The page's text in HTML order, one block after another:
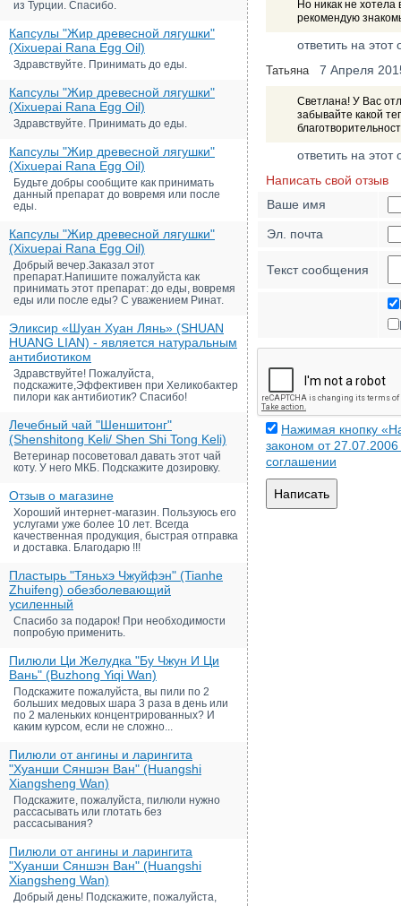
из Турции. Спасибо.
Капсулы "Жир древесной лягушки"
(Xixuepai Rana Egg Oil)
Здравствуйте. Принимать до еды.
Капсулы "Жир древесной лягушки"
(Xixuepai Rana Egg Oil)
Здравствуйте. Принимать до еды.
Капсулы "Жир древесной лягушки"
(Xixuepai Rana Egg Oil)
Будьте добры сообщите как принимать
данный препарат до вовремя или после
еды.
Капсулы "Жир древесной лягушки"
(Xixuepai Rana Egg Oil)
Добрый вечер.Заказал этот
препарат.Напишите пожалуйста как
принимать этот препарат: до еды, вовремя
еды или после еды? С уважением Ринат.
Эликсир «Шуан Хуан Лянь» (SHUAN
HUANG LIAN) - является натуральным
антибиотиком
Здравствуйте! Пожалуйста,
подскажите,Эффективен при Хеликобактер
пилори как антибиотик? Спасибо!
Лечебный чай "Шеншитонг"
(Shenshitong Keli/ Shen Shi Tong Keli)
Ветеринар посоветовал давать этот чай
коту. У него МКБ. Подскажите дозировку.
Отзыв о магазине
Хороший интернет-магазин. Пользуюсь его
услугами уже более 10 лет. Всегда
качественная продукция, быстрая отправка
и доставка. Благодарю !!!
Пластырь "Тяньхэ Чжуйфэн" (Tianhe
Zhuifeng) обезболевающий
усиленный
Спасибо за подарок! При необходимости
попробую применить.
Пилюли Ци Желудка "Бу Чжун И Ци
Вань" (Buzhong Yiqi Wan)
Подскажите пожалуйста, вы пили по 2
больших медовых шара 3 раза в день или
по 2 маленьких концентрированных? И
каким курсом, если не сложно...
Пилюли от ангины и ларингита
"Хуанши Сяншэн Ван" (Huangshi
Xiangsheng Wan)
Подскажите, пожалуйста, пилюли нужно
рассасывать или глотать без
рассасывания?
Пилюли от ангины и ларингита
"Хуанши Сяншэн Ван" (Huangshi
Xiangsheng Wan)
Добрый день! Подскажите, пожалуйста,
Но никак не хотела
рекомендую
ответить на этот
Татьяна 7 Апреля
Светлана! У Вас
забывайте какой
ответить на этот
Написать свой отзыв
Ваше имя
Эл. почта
Текст сообщения
Нажимая кнопку
законом от
соглашении
Написать